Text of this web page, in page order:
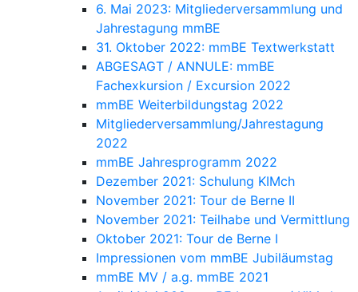
6. Mai 2023: Mitgliederversammlung und
Jahrestagung mmBE
31. Oktober 2022: mmBE Textwerkstatt
ABGESAGT / ANNULE: mmBE
Fachexkursion / Excursion 2022
mmBE Weiterbildungstag 2022
Mitgliederversammlung/Jahrestagung
2022
mmBE Jahresprogramm 2022
Dezember 2021: Schulung KIMch
November 2021: Tour de Berne II
November 2021: Teilhabe und Vermittlung
Oktober 2021: Tour de Berne I
Impressionen vom mmBE Jubiläumstag
mmBE MV / a.g. mmBE 2021